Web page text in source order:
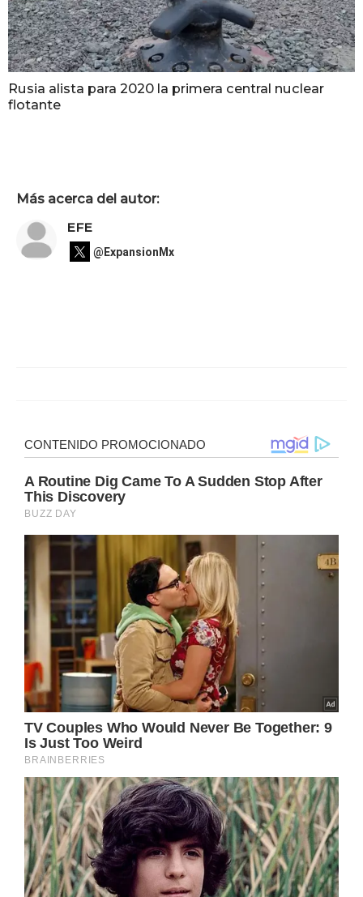
Rusia alista para 2020 la primera central nuclear
flotante
Más acerca del autor:
EFE
@ExpansionMx